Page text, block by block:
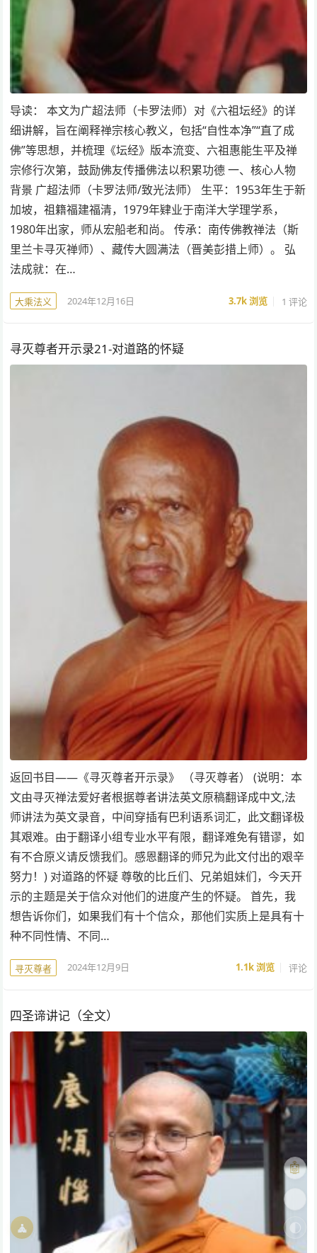
导读： 本文为广超法师（卡罗法师）对《六祖坛经》的详
细讲解，旨在阐释禅宗核心教义，包括“自性本净”“直了成
佛”等思想，并梳理《坛经》版本流变、六祖惠能生平及禅
宗修行次第，鼓励佛友传播佛法以积累功德 一、核心人物
背景 广超法师（卡罗法师/致光法师） 生平：1953年生于新
加坡，祖籍福建福清，1979年肄业于南洋大学理学系，
1980年出家，师从宏船老和尚。 传承：南传佛教禅法（斯
里兰卡寻灭禅师）、藏传大圆满法（晋美彭措上师）。 弘
法成就：在…
大乘法义 2024年12月16日 3.7k浏览 1 评论
寻灭尊者开示录21-对道路的怀疑
返回书目——《寻灭尊者开示录》 （寻灭尊者） (说明：本
文由寻灭禅法爱好者根据尊者讲法英文原稿翻译成中文,法
师讲法为英文录音，中间穿插有巴利语系词汇，此文翻译极
其艰难。由于翻译小组专业水平有限，翻译难免有错谬，如
有不合原义请反馈我们。感恩翻译的师兄为此文付出的艰辛
努力！) 对道路的怀疑 尊敬的比丘们、兄弟姐妹们，今天开
示的主题是关于信众对他们的进度产生的怀疑。 首先，我
想告诉你们，如果我们有十个信众，那他们实质上是具有十
种不同性情、不同…
寻灭尊者 2024年12月9日 1.1k浏览 评论
四圣谛讲记（全文）
🌓
🧘
🤖